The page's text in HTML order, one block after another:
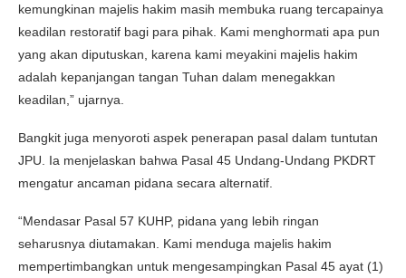
kemungkinan majelis hakim masih membuka ruang tercapainya
keadilan restoratif bagi para pihak. Kami menghormati apa pun
yang akan diputuskan, karena kami meyakini majelis hakim
adalah kepanjangan tangan Tuhan dalam menegakkan
keadilan,” ujarnya.
Bangkit juga menyoroti aspek penerapan pasal dalam tuntutan
JPU. Ia menjelaskan bahwa Pasal 45 Undang-Undang PKDRT
mengatur ancaman pidana secara alternatif.
“Mendasar Pasal 57 KUHP, pidana yang lebih ringan
seharusnya diutamakan. Kami menduga majelis hakim
mempertimbangkan untuk mengesampingkan Pasal 45 ayat (1)